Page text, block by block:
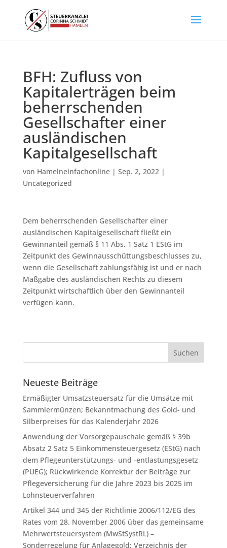
BFH: Zufluss von
Kapitalerträgen beim
beherrschenden
Gesellschafter einer
ausländischen
Kapitalgesellschaft
von Hamelneinfachonline| Sep. 2, 2022|
Uncategorized
Dem beherrschenden Gesellschafter einer
ausländischen Kapitalgesellschaft fließt ein
Gewinnanteil gemäß § 11 Abs. 1 Satz 1 EStG im
Zeitpunkt des Gewinnausschüttungsbeschlusses zu,
wenn die Gesellschaft zahlungsfähig ist und er nach
Maßgabe des ausländischen Rechts zu diesem
Zeitpunkt wirtschaftlich über den Gewinnanteil
verfügen kann.
Neueste Beiträge
Ermäßigter Umsatzsteuersatz für die Umsätze mit
Sammlermünzen; Bekanntmachung des Gold- und
Silberpreises für das Kalenderjahr 2026
Anwendung der Vorsorgepauschale gemäß § 39b
Absatz 2 Satz 5 Einkommensteuergesetz (EStG) nach
dem Pflegeunterstützungs- und -entlastungsgesetz
(PUEG); Rückwirkende Korrektur der Beiträge zur
Pflegeversicherung für die Jahre 2023 bis 2025 im
Lohnsteuerverfahren
Artikel 344 und 345 der Richtlinie 2006/112/EG des
Rates vom 28. November 2006 über das gemeinsame
Mehrwertsteuersystem (MwStSystRL) –
Sonderregelung für Anlagegold; Verzeichnis der